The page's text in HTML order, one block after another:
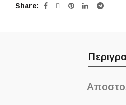
Share